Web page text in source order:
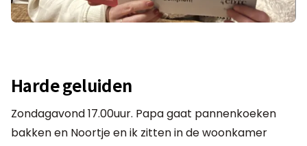
Harde geluiden
Zondagavond 17.00uur. Papa gaat pannenkoeken
bakken en Noortje en ik zitten in de woonkamer